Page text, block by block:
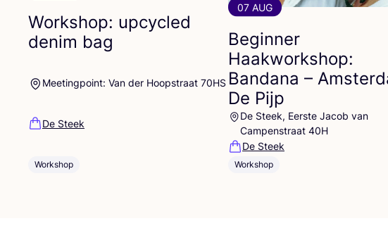
Workshop: upcycled
denim bag
Meetingpoint: Van der Hoopstraat 70HS
De Steek
Workshop
07 AUG
Beginner
Haakworkshop:
Bandana –
De Pijp
De Steek, Eerste Jacob van
Campenstraat 40H
De Steek
Workshop